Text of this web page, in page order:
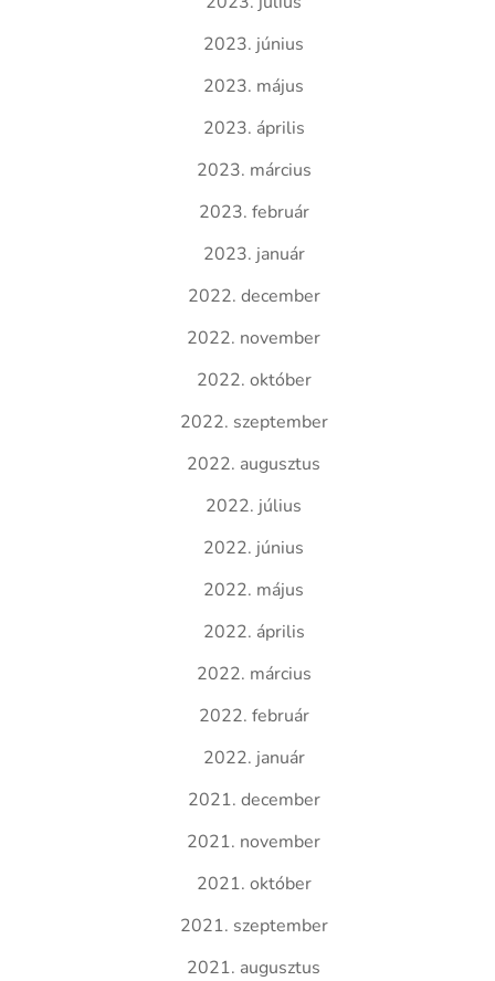
2023. június
2023. május
2023. április
2023. március
2023. február
2023. január
2022. december
2022. november
2022. október
2022. szeptember
2022. augusztus
2022. július
2022. június
2022. május
2022. április
2022. március
2022. február
2022. január
2021. december
2021. november
2021. október
2021. szeptember
2021. augusztus